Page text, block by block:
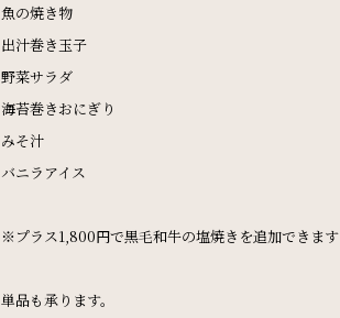
魚の焼き物
出汁巻き玉子
野菜サラダ
海苔巻きおにぎり
みそ汁
バニラアイス
※プラス1,800円で黒毛和牛の塩焼きを追加できます
単品も承ります。